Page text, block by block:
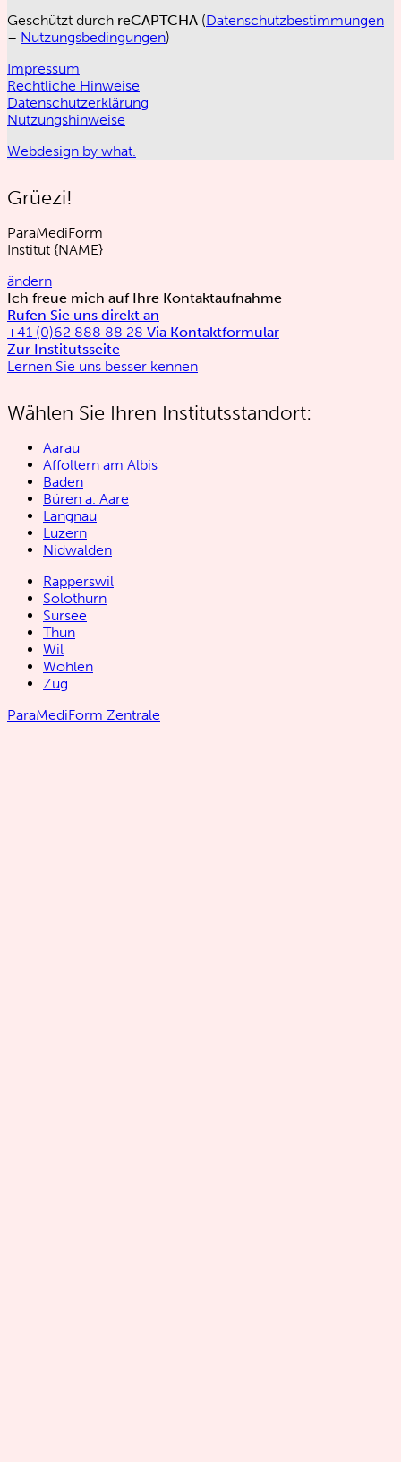
Geschützt durch reCAPTCHA (Datenschutzbestimmungen
– Nutzungsbedingungen)
Impressum
Rechtliche Hinweise
Datenschutzerklärung
Nutzungshinweise
Webdesign by what.
Grüezi!
ParaMediForm
Institut {NAME}
ändern
Ich freue mich auf Ihre Kontaktaufnahme
Rufen Sie uns direkt an
+41 (0)62 888 88 28 Via Kontaktformular
Zur Institutsseite
Lernen Sie uns besser kennen
Wählen Sie Ihren Institutsstandort:
Aarau
Affoltern am Albis
Baden
Büren a. Aare
Langnau
Luzern
Nidwalden
Rapperswil
Solothurn
Sursee
Thun
Wil
Wohlen
Zug
ParaMediForm Zentrale